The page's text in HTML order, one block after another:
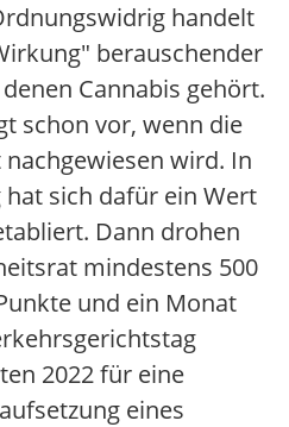
handelt
berauschender
Cannabis gehört.
schon vor, wenn die
wird. In
sich dafür ein Wert
Dann drohen
mindestens 500
und ein Monat
2022 für eine
eines